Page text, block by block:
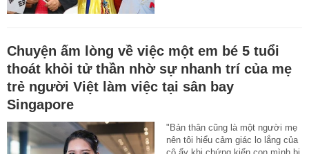
Chuyện ấm lòng về việc một em bé 5 tuổi
thoát khỏi tử thần nhờ sự nhanh trí của mẹ
trẻ người Việt làm việc tại sân bay
Singapore
"Bản thân cũng là một người mẹ
nên tôi hiểu cảm giác lo lắng của